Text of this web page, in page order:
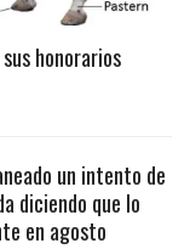
honorarios
un intento de
diciendo que lo
en agosto